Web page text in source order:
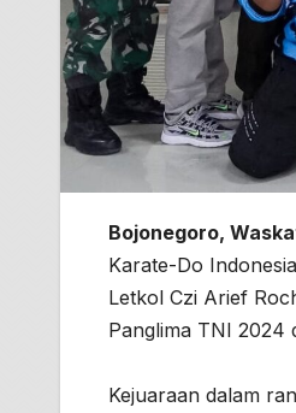
Bojonegoro,
Karate-Do
Letkol Czi Arief
Panglima TNI 2024
Kejuaraan dalam